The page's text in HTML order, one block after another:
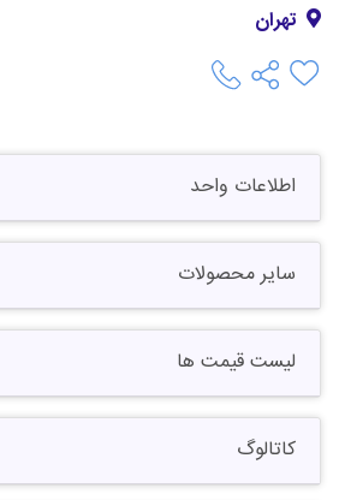
تهران
اطلاعات واحد
سایر محصولات
لیست قیمت ها
کاتالوگ